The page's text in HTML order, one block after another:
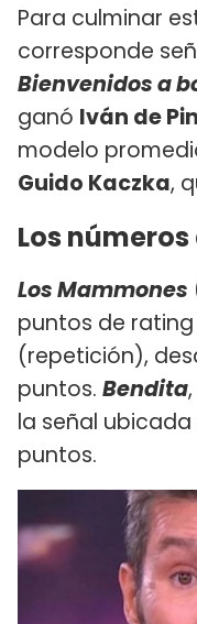
Para culminar
corresponde
Bienvenidos a
ganó Iván de
modelo
Guido Kaczka,
Los
Los Mammones
puntos de
(repetición),
puntos. Bendita
la señal ubicada
puntos.